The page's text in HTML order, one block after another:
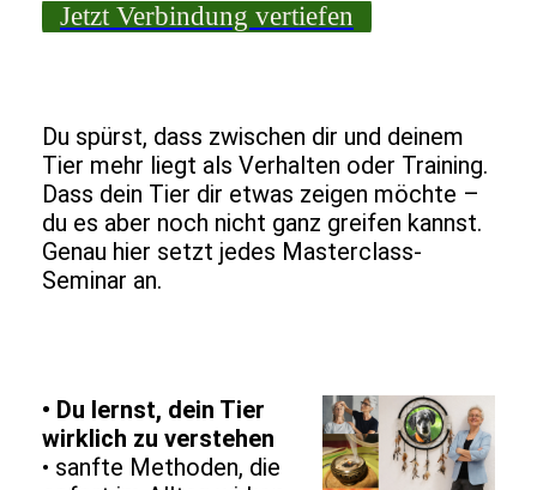
Jetzt Verbindung vertiefen
Du spürst, dass zwischen dir und deinem
Tier mehr liegt als Verhalten oder Training.
Dass dein Tier dir etwas zeigen möchte –
du es aber noch nicht ganz greifen kannst.
Genau hier setzt jedes Masterclass-
Seminar an.
• Du lernst, dein Tier
wirklich zu verstehen
• sanfte Methoden, die